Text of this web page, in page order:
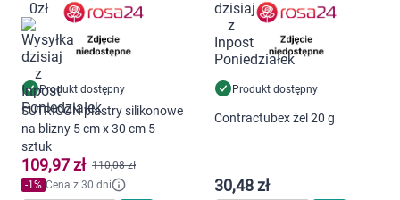
Produkt dostępny
SUTRICON plastry silikonowe
na blizny 5 cm x 30 cm 5
sztuk
109,97 zł 110,08 zł
-1 % Cena z 30 dni
Produkt dostępny
Contractubex żel 20 g
30,48 zł